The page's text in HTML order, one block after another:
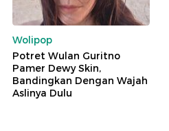
Wolipop
Potret Wulan Guritno
Pamer Dewy Skin,
Bandingkan Dengan Wajah
Aslinya Dulu